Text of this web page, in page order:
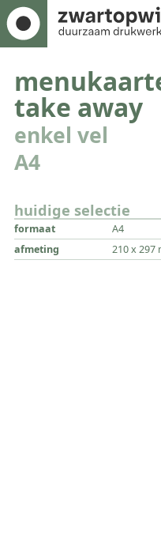
take away
enkel vel
A4
huidige selectie
formaat
A4
afmeting
210 x 297